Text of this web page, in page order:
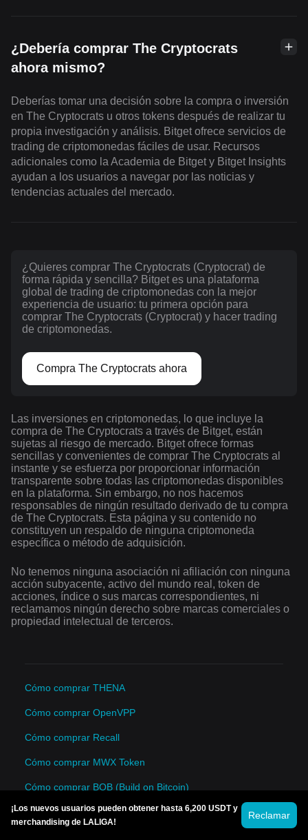
¿Debería comprar The Cryptocrats
ahora mismo?
Deberías tomar una decisión sobre la compra o inversión
en The Cryptocrats u otros tokens después de realizar tu
propia investigación y análisis. Bitget ofrece servicios de
trading de criptomonedas fáciles de usar. Recursos
adicionales como la Academia de Bitget y Bitget Insights
ayudan a los usuarios a navegar por las noticias y
tendencias actuales del mercado.
¿Quieres comprar The Cryptocrats (Cryptocrat) de
forma rápida y sencilla? Bitget es una plataforma
global de trading de criptomonedas con la mejor
experiencia de usuario: tu primera opción para
comprar The Cryptocrats (Cryptocrat) y hacer trading
de criptomonedas.
Compra The Cryptocrats ahora
Las inversiones en criptomonedas, lo que incluye la
compra de The Cryptocrats a través de Bitget, están
sujetas al riesgo de mercado. Bitget ofrece formas
sencillas y convenientes de comprar The Cryptocrats al
instante y se esfuerza por proporcionar información
transparente sobre todas las criptomonedas disponibles
en la plataforma. Sin embargo, no nos hacemos
responsables de ningún resultado derivado de tu compra
de The Cryptocrats. Esta página y su contenido no
constituyen un respaldo de ninguna criptomoneda
específica o método de adquisición.
No tenemos ninguna asociación ni afiliación con ninguna
acción subyacente, activo del mundo real, token de
acciones, índice o sus marcas correspondientes, ni
reclamamos ningún derecho sobre marcas comerciales o
propiedad intelectual de terceros.
Cómo comprar THENA
Cómo comprar OpenVPP
Cómo comprar Recall
Cómo comprar MWX Token
Cómo comprar BOB (Build on Bitcoin)
Cómo comprar Rayls
¡Los nuevos usuarios pueden obtener hasta 6,200 USDT y
merchandising de LALIGA!
Reclamar